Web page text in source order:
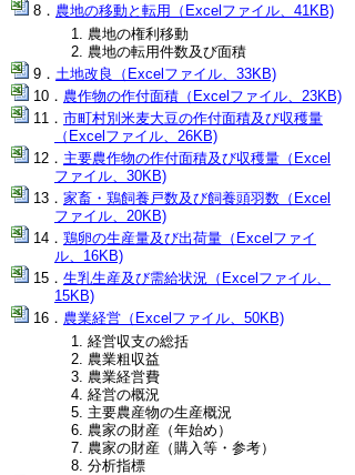
農地の移動と転用（Excelファイル、41KB)
農地の権利移動
農地の転用件数及び面積
土地改良（Excelファイル、33KB)
農作物の作付面積（Excelファイル、23KB)
市町村別米麦大豆の作付面積及び収穫量
（Excelファイル、26KB)
主要農作物の作付面積及び収穫量（Excel
ファイル、30KB)
家畜・鶏飼養戸数及び飼養頭羽数（Excel
ファイル、20KB)
鶏卵の生産量及び出荷量（Excelファイ
ル、16KB)
生乳生産及び需給状況（Excelファイル、
15KB)
農業経営（Excelファイル、50KB)
経営収支の総括
農業粗収益
農業経営費
経営の概況
主要農産物の生産概況
農家の財産（年始め）
農家の財産（購入等・参考）
分析指標